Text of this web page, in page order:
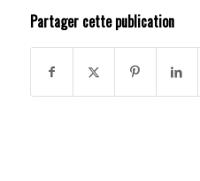
Partager cette publication